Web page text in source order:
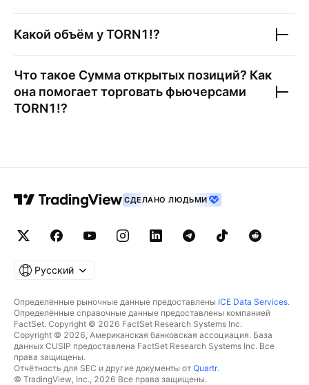
Какой объём уTORN1!?
Что такое Сумма открытых позиций? Как
она помогает торговать фьючерсами
TORN1!?
СДЕЛАНО ЛЮДЬМИ
Русский
Определённые рыночные данные предоставлены ICE Data Services.
Определённые справочные данные предоставлены компанией
FactSet. Copyright © 2026 FactSet Research Systems Inc.
Copyright © 2026, Американская банковская ассоциация. База
данных CUSIP предоставлена FactSet Research Systems Inc. Все
права защищены.
Отчётность для SEC и другие документы от Quartr.
© TradingView, Inc., 2026 Все права защищены.